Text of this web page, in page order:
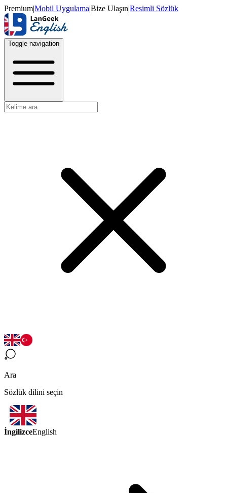
Premium|Mobil Uygulama|Bize Ulaşın|Resimli Sözlük
Toggle navigation
Ara
Sözlük dilini seçin
İngilizceEnglish